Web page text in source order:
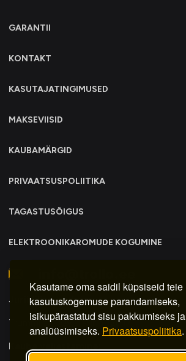
Kasutame oma saidil küpsiseid teie
kasutuskogemuse parandamiseks,
isikupärastatud sisu pakkumiseks
analüüsimiseks. Privaatsuspoliitika.
GARANTII
KONTAKT
KASUTAJATINGIMUSED
MAKSEVIISID
KAUBAMÄRGID
PRIVAATSUSPOLIITIKA
TAGASTUSÕIGUS
ELEKTROONIKAROMUDE KOGUMINE
Juriidiline aadress:
Trummi tn 30y, Tallinn 12617
Kauba väljastamine: